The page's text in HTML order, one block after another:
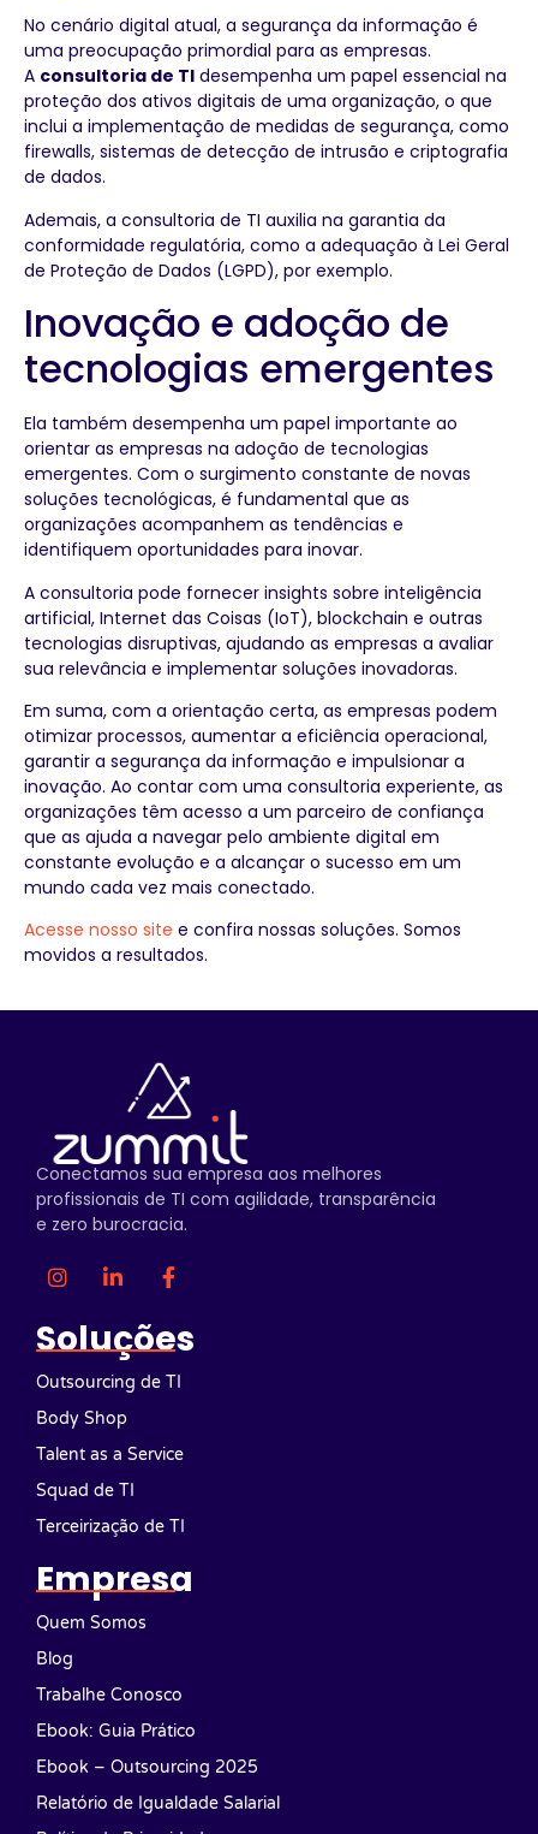
No cenário digital atual, a segurança da informação é
uma preocupação primordial para as empresas.
A consultoria de TI desempenha um papel essencial na
proteção dos ativos digitais de uma organização, o que
inclui a implementação de medidas de segurança, como
firewalls, sistemas de detecção de intrusão e criptografia
de dados.
Ademais, a consultoria de TI auxilia na garantia da
conformidade regulatória, como a adequação à Lei Geral
de Proteção de Dados (LGPD), por exemplo.
Inovação e adoção de
tecnologias emergentes
Ela também desempenha um papel importante ao
orientar as empresas na adoção de tecnologias
emergentes. Com o surgimento constante de novas
soluções tecnológicas, é fundamental que as
organizações acompanhem as tendências e
identifiquem oportunidades para inovar.
A consultoria pode fornecer insights sobre inteligência
artificial, Internet das Coisas (IoT), blockchain e outras
tecnologias disruptivas, ajudando as empresas a avaliar
sua relevância e implementar soluções inovadoras.
Em suma, com a orientação certa, as empresas podem
otimizar processos, aumentar a eficiência operacional,
garantir a segurança da informação e impulsionar a
inovação. Ao contar com uma consultoria experiente, as
organizações têm acesso a um parceiro de confiança
que as ajuda a navegar pelo ambiente digital em
constante evolução e a alcançar o sucesso em um
mundo cada vez mais conectado.
Acesse nosso site e confira nossas soluções. Somos
movidos a resultados.
Conectamos sua empresa aos melhores
profissionais de TI com agilidade, transparência
e zero burocracia.
Soluções
Outsourcing de TI
Body Shop
Talent as a Service
Squad de TI
Terceirização de TI
Empresa
Quem Somos
Blog
Trabalhe Conosco
Ebook: Guia Prático
Ebook – Outsourcing 2025
Relatório de Igualdade Salarial